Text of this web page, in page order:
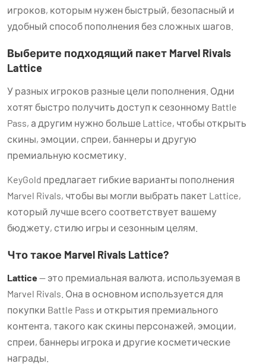
игроков, которым нужен быстрый, безопасный и
удобный способ пополнения без сложных шагов.
Выберите подходящий пакет Marvel Rivals
Lattice
У разных игроков разные цели пополнения. Одни
хотят быстро получить доступ к сезонному Battle
Pass, а другим нужно больше Lattice, чтобы открыть
скины, эмоции, спреи, баннеры и другую
премиальную косметику.
KeyGold предлагает гибкие варианты пополнения
Marvel Rivals, чтобы вы могли выбрать пакет Lattice,
который лучше всего соответствует вашему
бюджету, стилю игры и сезонным целям.
Что такое Marvel Rivals Lattice?
Lattice— это премиальная валюта, используемая в
Marvel Rivals. Она в основном используется для
покупки Battle Pass и открытия премиального
контента, такого как скины персонажей, эмоции,
спреи, баннеры игрока и другие косметические
награды.